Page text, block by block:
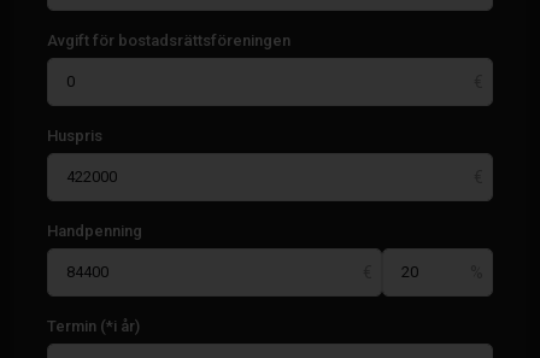
Avgift för bostadsrättsföreningen
Huspris
Handpenning
Termin (*i år)